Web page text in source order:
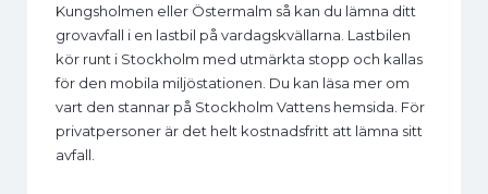
Kungsholmen eller Östermalm så kan du lämna ditt
grovavfall i en lastbil på vardagskvällarna. Lastbilen
kör runt i Stockholm med utmärkta stopp och kallas
för den mobila miljöstationen. Du kan läsa mer om
vart den stannar på Stockholm Vattens hemsida. För
privatpersoner är det helt kostnadsfritt att lämna sitt
avfall.